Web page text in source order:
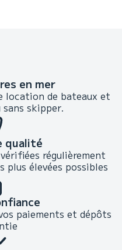
en mer
location de bateaux et
skipper.
qualité
régulièrement
plus élevées possibles
paiements et dépôts